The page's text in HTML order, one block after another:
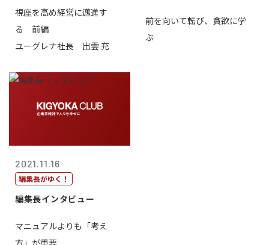
視座を高め経営に邁進す
る 前編
ユーグレナ社長 出雲 充
前を向いて転び、貪欲に学
ぶ
2021.11.16
編集長がゆく！
編集長インタビュー
マニュアルよりも「考え
方」が重要